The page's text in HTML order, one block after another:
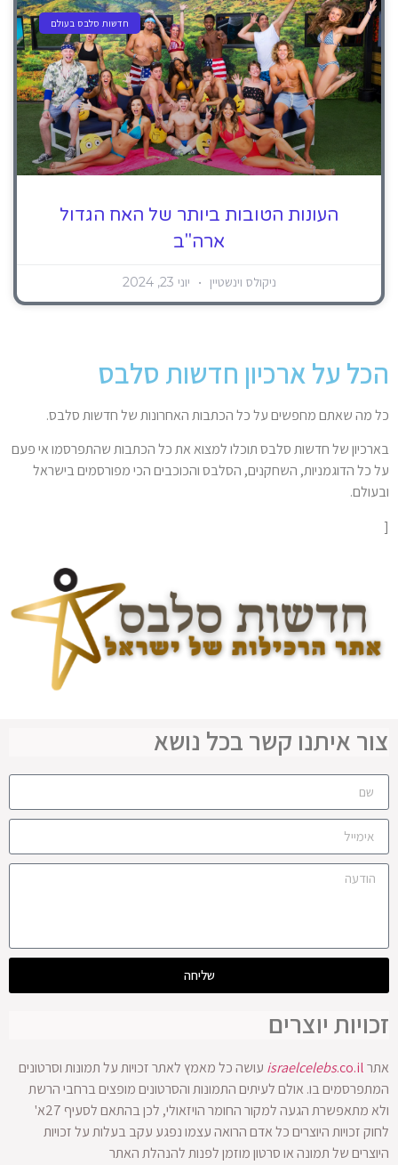
חדשות סלבס בעולם
העונות הטובות ביותר של האח הגדול
ארה"ב
ניקולס וינשטיין יוני 23, 2024
הכל על ארכיון חדשות סלבס
כל מה שאתם מחפשים על כל הכתבות האחרונות של חדשות סלבס.
בארכיון של חדשות סלבס תוכלו למצוא את כל הכתבות שהתפרסמו אי פעם
על כל הדוגמניות, השחקנים, הסלבס והכוכבים הכי מפורסמים בישראל
ובעולם.
[
צור איתנו קשר בכל נושא
שליחה
זכויות יוצרים
אתר israelcelebs.co.il
עושה כל מאמץ לאתר זכויות על תמונות וסרטונים
המתפרסמים בו. אולם לעיתים התמונות והסרטונים מופצים ברחבי הרשת
ולא מתאפשרת הגעה למקור החומר הויזאולי, לכן בהתאם לסעיף 27א'
לחוק זכויות היוצרים כל אדם הרואה עצמו נפגע עקב בעלות על זכויות
היוצרים של תמונה או סרטון מוזמן לפנות להנהלת האתר